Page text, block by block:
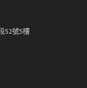
52號5樓